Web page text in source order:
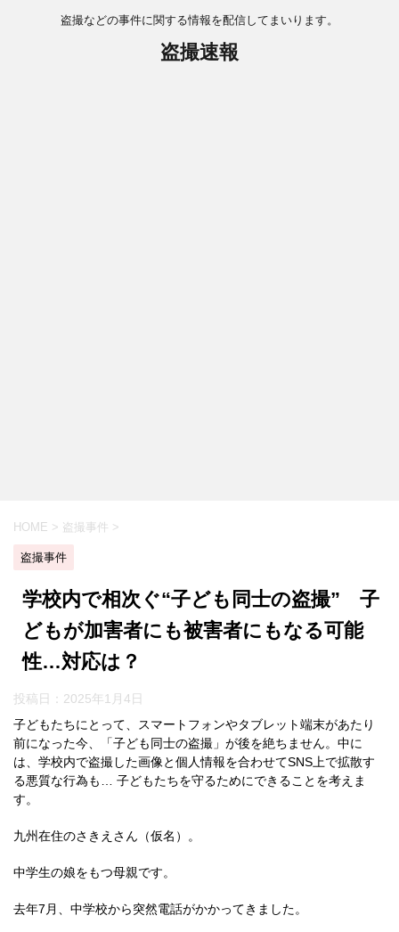
盗撮などの事件に関する情報を配信してまいります。
盗撮速報
HOME > 盗撮事件 >
盗撮事件
学校内で相次ぐ“子ども同士の盗撮” 子
どもが加害者にも被害者にもなる可能
性…対応は？
投稿日： 2025年1月4日
子どもたちにとって、スマートフォンやタブレット端末があたり
前になった今、「子ども同士の盗撮」が後を絶ちません。中に
は、学校内で盗撮した画像と個人情報を合わせてSNS上で拡散す
る悪質な行為も… 子どもたちを守るためにできることを考えま
す。
九州在住のさきえさん（仮名）。
中学生の娘をもつ母親です。
去年7月、中学校から突然電話がかかってきました。